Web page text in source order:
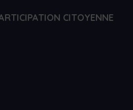
CITOYENNE